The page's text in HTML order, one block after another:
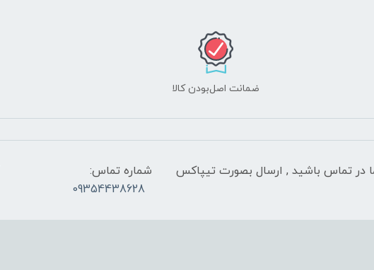
ضمانت اصل‌بودن کالا
شب با کارشناسان ما در تماس باشید , ارسال بصورت تیپاکس
شماره تماس:
09354438628